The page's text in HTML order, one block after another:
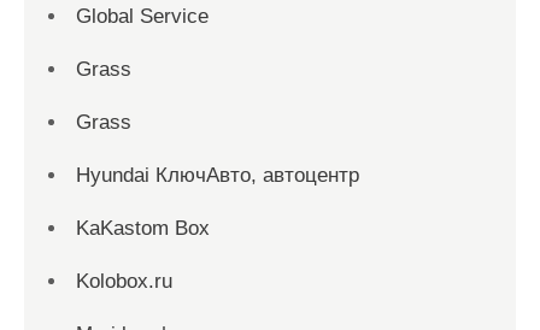
Global Service
Grass
Grass
Hyundai КлючАвто, автоцентр
KaKastom Box
Kolobox.ru